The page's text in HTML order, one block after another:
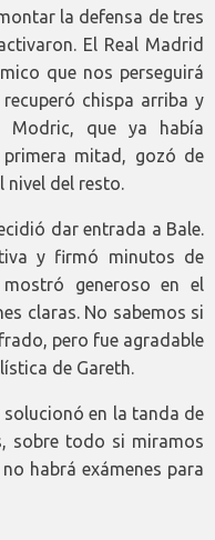
la defensa de tres
El Real Madrid
que nos perseguirá
chispa arriba y
Modric, que ya había
mitad, gozó de
nivel del resto.
dar entrada a Bale.
y firmó minutos de
generoso en el
claras. No sabemos si
pero fue agradable
de Gareth.
en la tanda de
sobre todo si miramos
habrá exámenes para